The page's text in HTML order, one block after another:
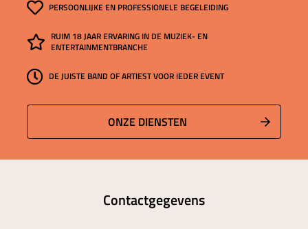
PERSOONLIJKE EN PROFESSIONELE BEGELEIDING
RUIM 18 JAAR ERVARING IN DE MUZIEK- EN
ENTERTAINMENTBRANCHE
DE JUISTE BAND OF ARTIEST VOOR IEDER EVENT
ONZE DIENSTEN
Contactgegevens